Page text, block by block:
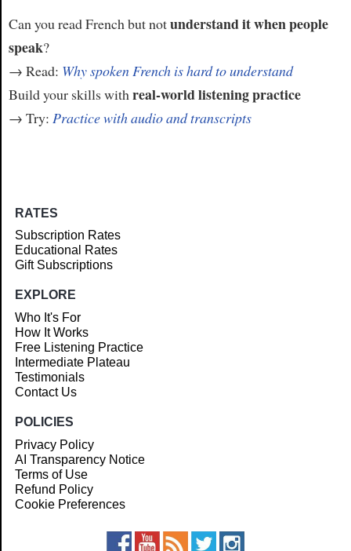
Can you read French but notunderstand it when people
speak?
→ Read: Why spoken French is hard to understand
Build your skills withreal-world listening practice
→ Try: Practice with audio and transcripts
RATES
Subscription Rates
Educational Rates
Gift Subscriptions
EXPLORE
Who It's For
How It Works
Free Listening Practice
Intermediate Plateau
Testimonials
Contact Us
POLICIES
Privacy Policy
AI Transparency Notice
Terms of Use
Refund Policy
Cookie Preferences